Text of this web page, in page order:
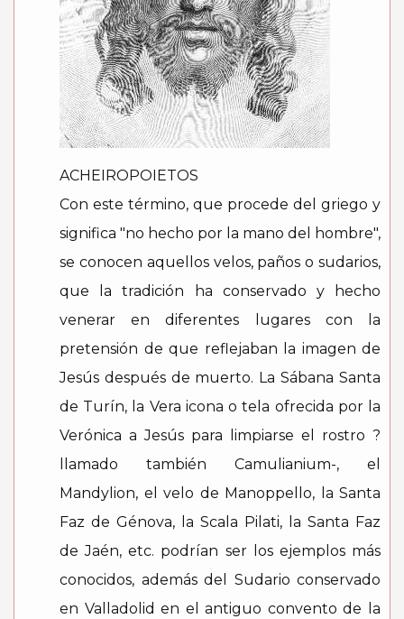
ACHEIROPOIETOS
Con este término, que procede del griego y
significa "no hecho por la mano del hombre",
se conocen aquellos velos, paños o sudarios,
que la tradición ha conservado y hecho
venerar en diferentes lugares con la
pretensión de que reflejaban la imagen de
Jesús después de muerto. La Sábana Santa
de Turín, la Vera icona o tela ofrecida por la
Verónica a Jesús para limpiarse el rostro ?
llamado también Camulianium-, el
Mandylion, el velo de Manoppello, la Santa
Faz de Génova, la Scala Pilati, la Santa Faz
de Jaén, etc. podrían ser los ejemplos más
conocidos, además del Sudario conservado
en Valladolid en el antiguo convento de la